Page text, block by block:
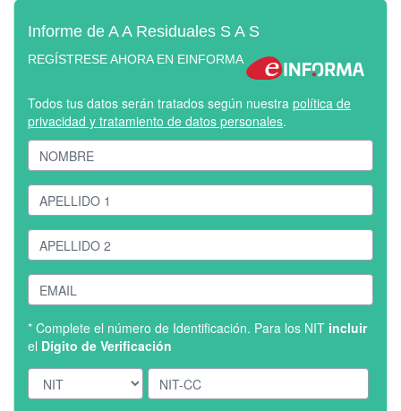
Informe de A A Residuales S A S
REGÍSTRESE AHORA EN EINFORMA
Todos tus datos serán tratados según nuestra política de
privacidad y tratamiento de datos personales.
* Complete el número de Identificación. Para los NIT incluir
el Dígito de Verificación